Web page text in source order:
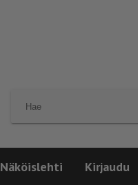
Näköislehti Kirjaudu